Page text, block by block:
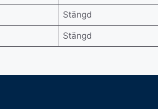
Stängd
Stängd